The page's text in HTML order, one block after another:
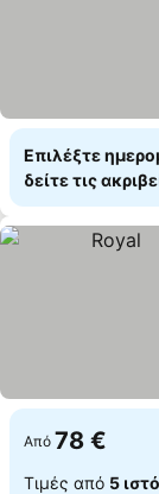
Επιλέξτε
δείτε τις
Από 78 €
Τιμές από 5